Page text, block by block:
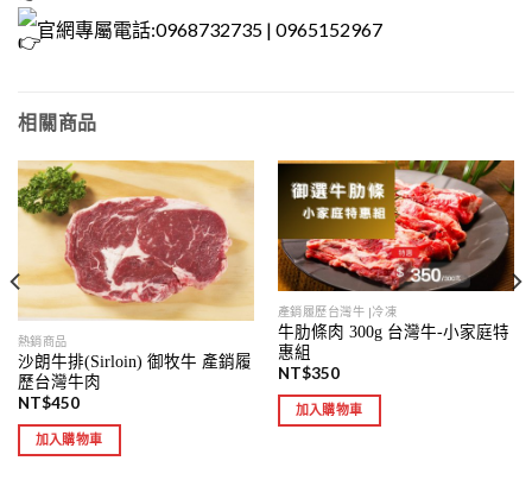
官網專屬電話:0968732735 | 0965152967
相關商品
熱銷商品
沙朗牛排(Sirloin) 御牧牛 產銷履
歷台灣牛肉
NT$450
加入購物車
產銷履歷台灣牛 |冷凍
牛肋條肉 300g 台灣牛-小家庭特
惠組
NT$350
加入購物車